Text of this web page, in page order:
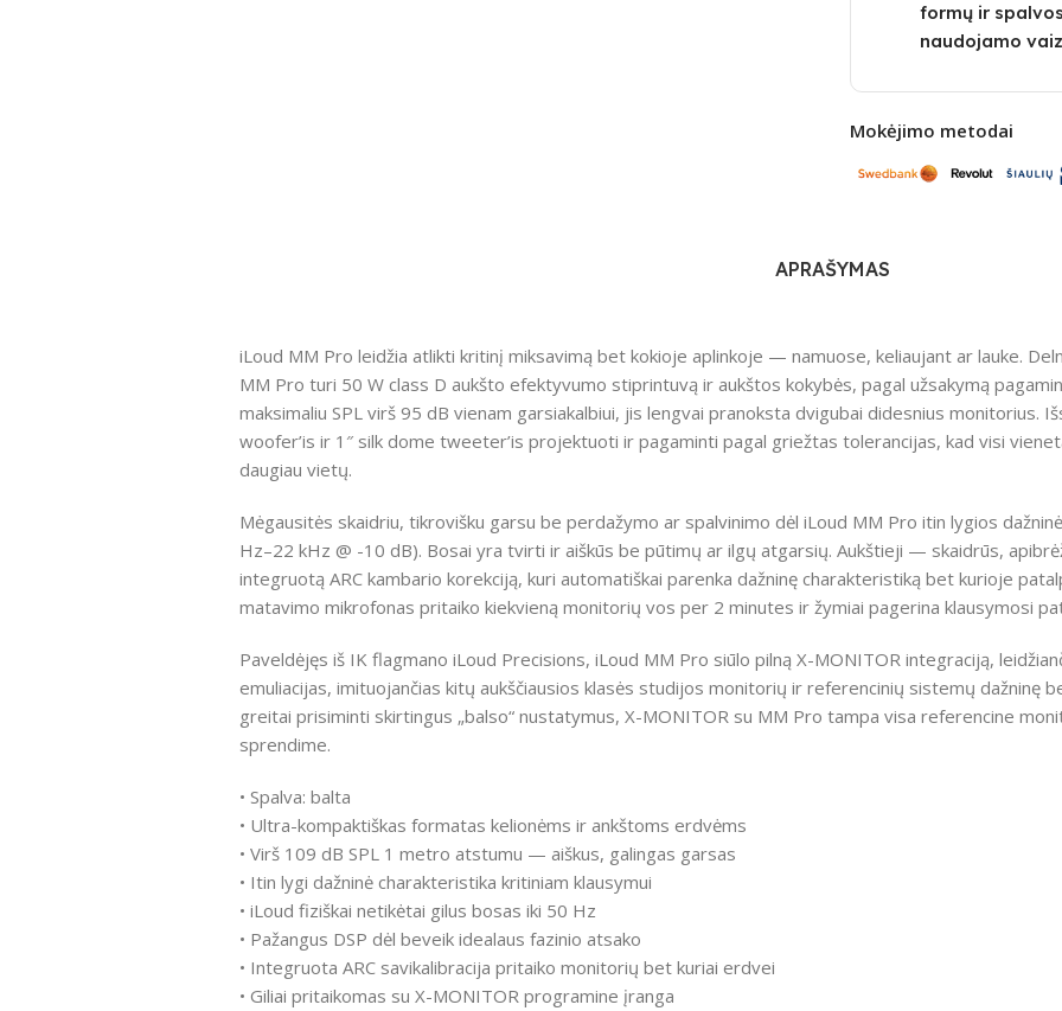
formų ir
naudojamo
Mokėjimo metodai
APRAŠYMAS
iLoud MM Pro leidžia atlikti kritinį miksavimą bet kokioje aplinkoje — namuose, keliaujant ar lauke.
MM Pro turi 50 W class D aukšto efektyvumo stiprintuvą ir aukštos kokybės, pagal užsakymą
maksimaliu SPL virš 95 dB vienam garsiakalbiui, jis lengvai pranoksta dvigubai didesnius monitorius.
woofer’is ir 1″ silk dome tweeter’is projektuoti ir pagaminti pagal griežtas tolerancijas, kad visi
daugiau vietų.
Mėgausitės skaidriu, tikrovišku garsu be perdažymo ar spalvinimo dėl iLoud MM Pro itin lygios
Hz–22 kHz @ -10 dB). Bosai yra tvirti ir aiškūs be pūtimų ar ilgų atgarsių. Aukštieji — skaidrūs,
integruotą ARC kambario korekciją, kuri automatiškai parenka dažninę charakteristiką bet kurioje
matavimo mikrofonas pritaiko kiekvieną monitorių vos per 2 minutes ir žymiai pagerina klausymosi
Paveldėjęs iš IK flagmano iLoud Precisions, iLoud MM Pro siūlo pilną X-MONITOR integraciją,
emuliacijas, imituojančias kitų aukščiausios klasės studijos monitorių ir referencinių sistemų dažninę
greitai prisiminti skirtingus „balso“ nustatymus, X-MONITOR su MM Pro tampa visa referencine
sprendime.
• Spalva: balta
• Ultra-kompaktiškas formatas kelionėms ir ankštoms erdvėms
• Virš 109 dB SPL 1 metro atstumu — aiškus, galingas garsas
• Itin lygi dažninė charakteristika kritiniam klausymui
• iLoud fiziškai netikėtai gilus bosas iki 50 Hz
• Pažangus DSP dėl beveik idealaus fazinio atsako
• Integruota ARC savikalibracija pritaiko monitorių bet kuriai erdvei
• Giliai pritaikomas su X-MONITOR programine įranga